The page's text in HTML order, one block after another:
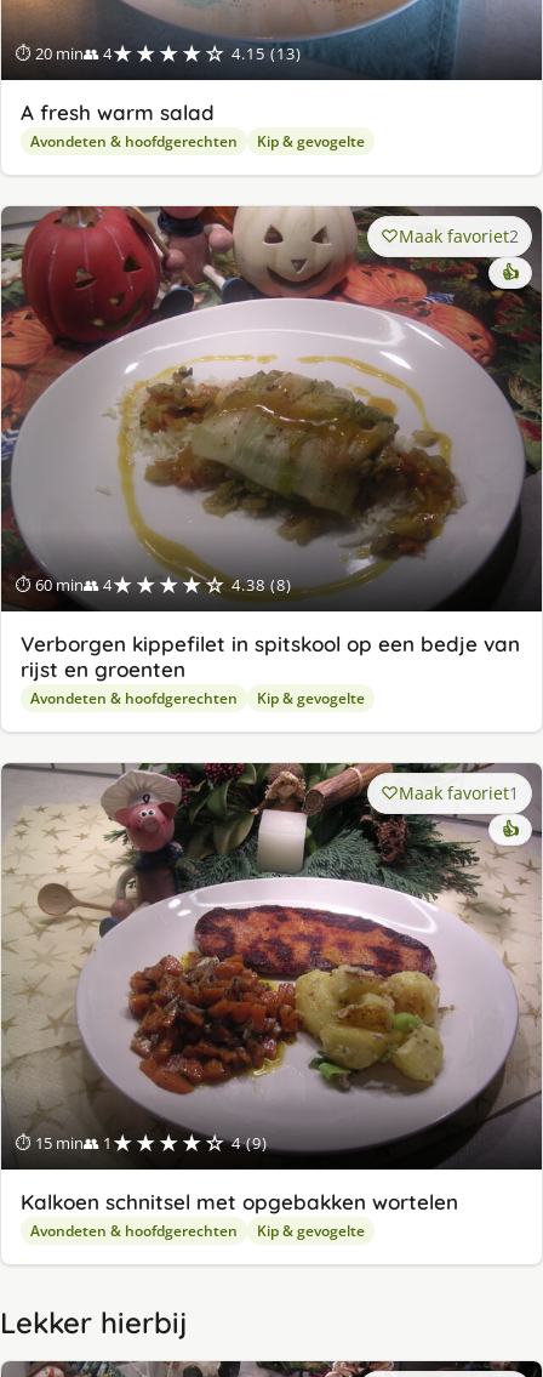
⏱ 20 min👥 4★★★★☆ 4.15 (13)
A fresh warm salad
Avondeten & hoofdgerechten Kip & gevogelte
⏱ 60 min👥 4★★★★☆ 4.38 (8)
Maak favoriet2
👍
Verborgen kippefilet in spitskool op een bedje van
rijst en groenten
Avondeten & hoofdgerechten Kip & gevogelte
⏱ 15 min👥 1 ★★★★☆ 4 (9)
Maak favoriet1
👍
Kalkoen schnitsel met opgebakken wortelen
Avondeten & hoofdgerechten Kip & gevogelte
Lekker hierbij